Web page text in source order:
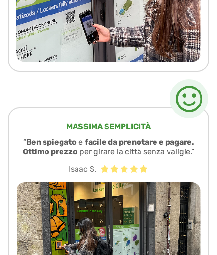
MASSIMA SEMPLICITÀ
“Ben spiegato e facile da prenotare e pagare.
Ottimo prezzo per girare la città senza valigie.”
Isaac S.